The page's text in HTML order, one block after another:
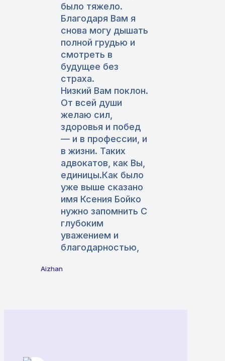
было тяжело.
Благодаря Вам я
снова могу дышать
полной грудью и
смотреть в
будущее без
страха.
Низкий Вам поклон.
От всей души
желаю сил,
здоровья и побед
— и в профессии, и
в жизни. Таких
адвокатов, как Вы,
единицы.Как было
уже выше сказано
имя Ксения Бойко
нужно запомнить С
глубоким
уважением и
благодарностью,
Aizhan